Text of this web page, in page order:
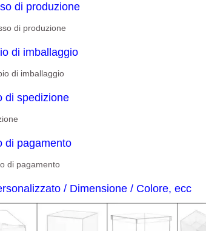
di produzione
di imballaggio
di spedizione
di pagamento
/ Dimensione / Colore, ecc